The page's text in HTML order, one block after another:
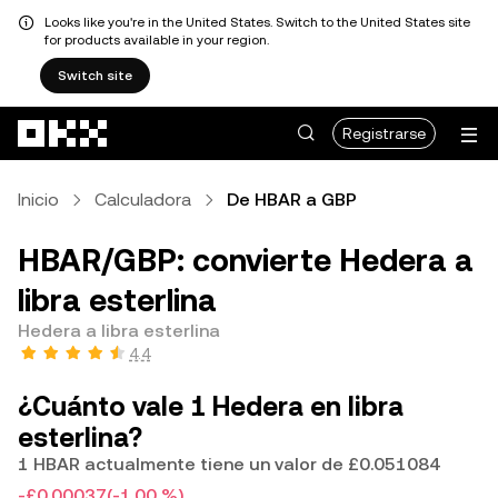
Looks like you're in the United States. Switch to the United States site
for products available in your region.
Switch site
Registrarse
Inicio Calculadora De HBAR a GBP
HBAR/GBP: convierte Hedera a
libra esterlina
Hedera a libra esterlina
4.4
¿Cuánto vale 1 Hedera en libra
esterlina?
1 HBAR actualmente tiene un valor de £0.051084